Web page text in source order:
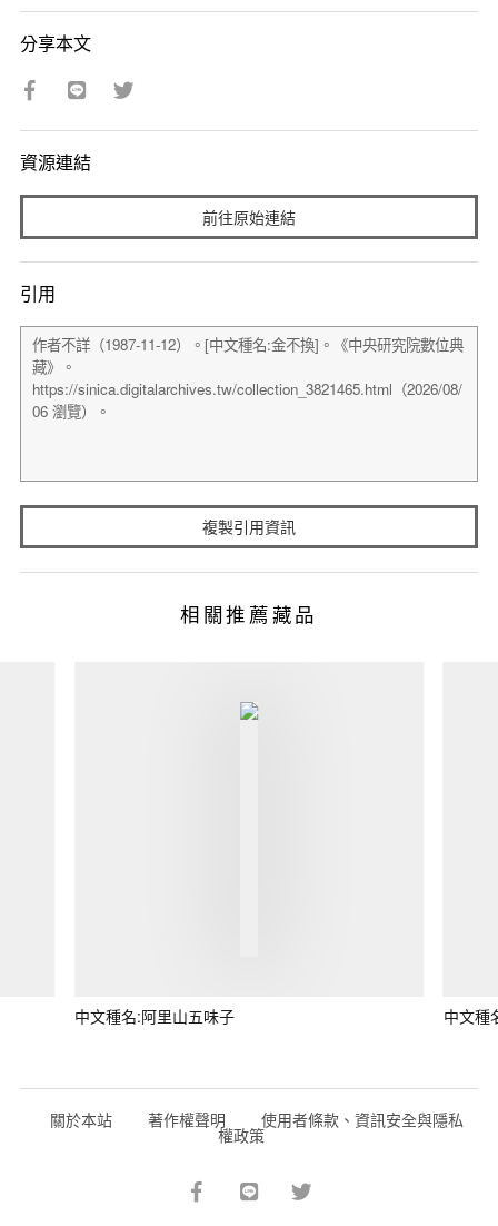
分享本文
資源連結
前往原始連結
引用
複製引用資訊
相關推薦藏品
中文種名:阿里山五味子 中文種
關於本站 著作權聲明 使用者條款、資訊安全與隱私
權政策